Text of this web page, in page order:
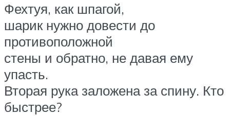
Фехтуя, как шпагой,
шарик нужно довести до
противоположной
стены и обратно, не давая ему
упасть.
Вторая рука заложена за спину. Кто
быстрее?